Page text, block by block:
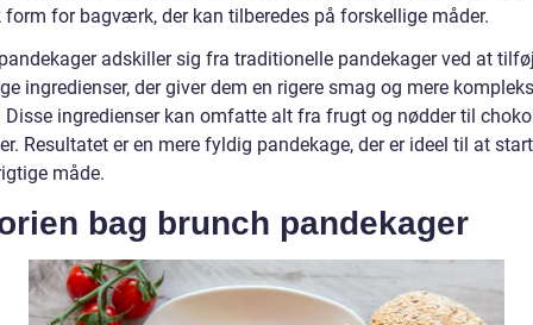
form for bagværk, der kan tilberedes på forskellige måder.
adskiller sig fra traditionelle pandekager ved at
ingredienser, der giver dem en rigere smag og mere kompleks
Disse ingredienser kan omfatte alt fra frugt og nødder til
Resultatet er en mere fyldig pandekage, der er ideel til at
måde.
bag brunch pandekager